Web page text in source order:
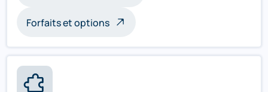
Forfaits et options